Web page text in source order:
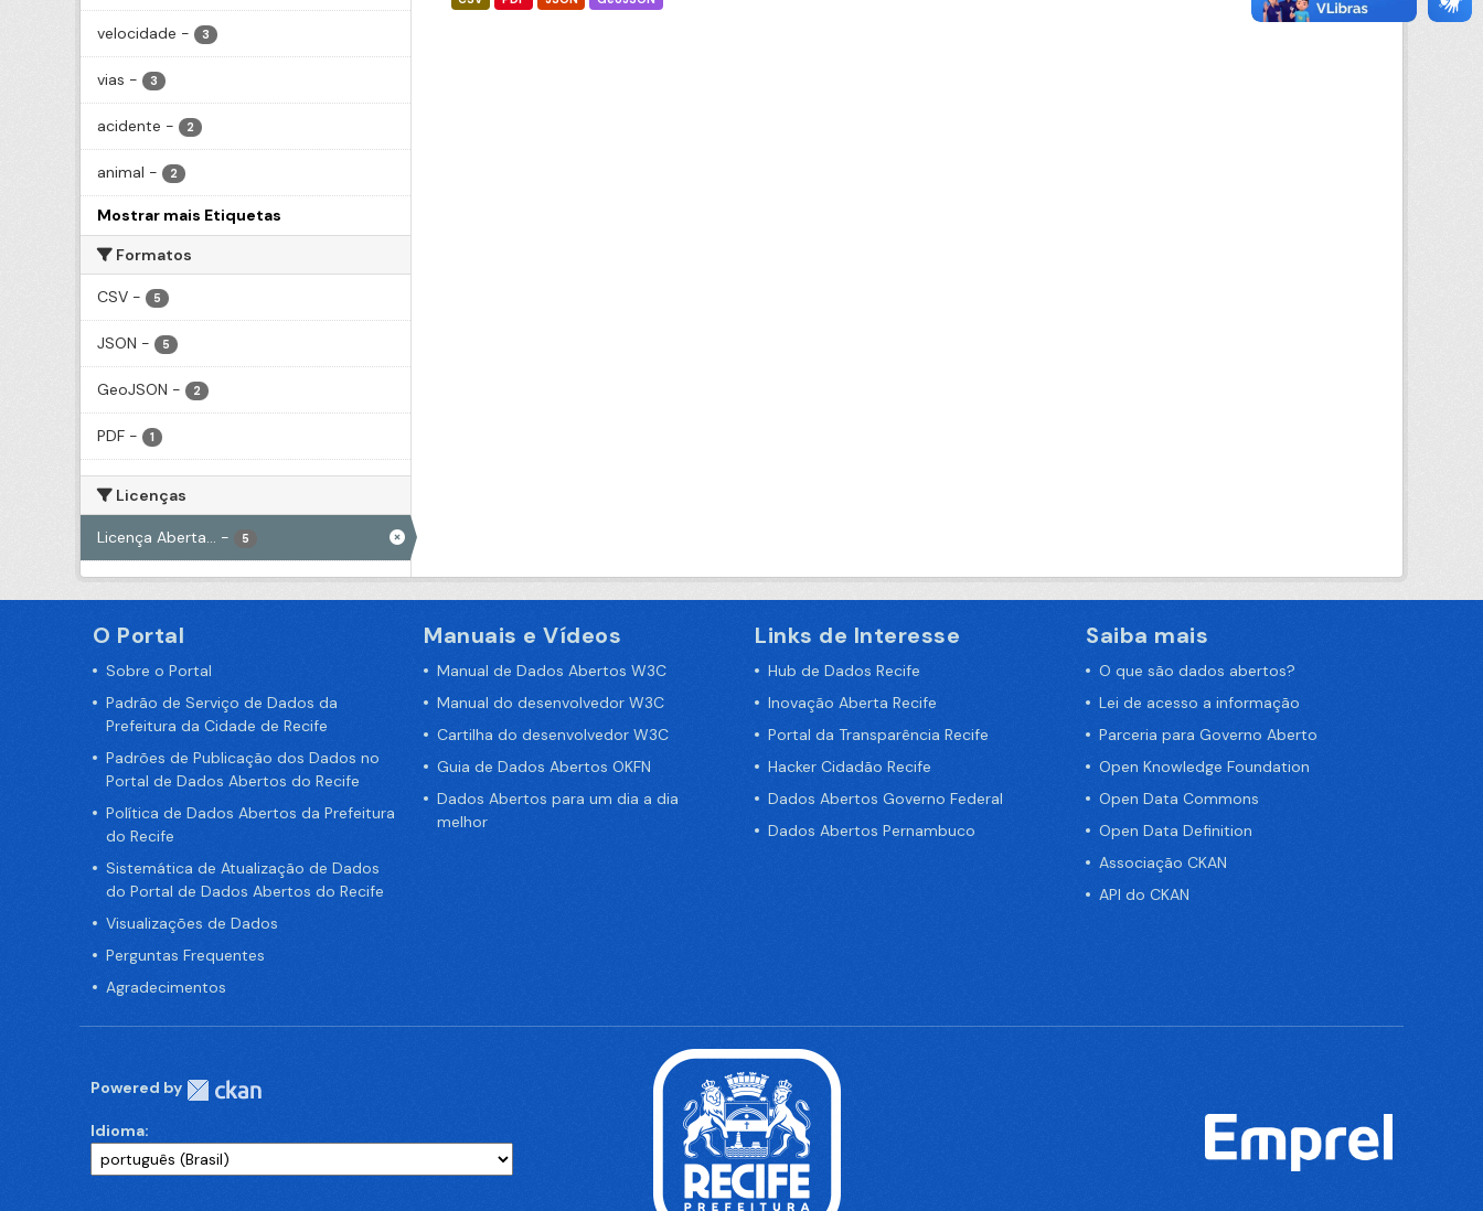
velocidade - 3
vias - 3
acidente - 2
animal - 2
Mostrar mais Etiquetas
Formatos
CSV - 5
JSON - 5
GeoJSON - 2
PDF - 1
Licenças
Licença Aberta... - 5
O Portal
Sobre o Portal
Padrão de Serviço de Dados da
Prefeitura da Cidade de Recife
Padrões de Publicação dos Dados no
Portal de Dados Abertos do Recife
Política de Dados Abertos da Prefeitura
do Recife
Sistemática de Atualização de Dados
do Portal de Dados Abertos do Recife
Visualizações de Dados
Perguntas Frequentes
Agradecimentos
Manuais e Vídeos
Manual de Dados Abertos W3C
Manual do desenvolvedor W3C
Cartilha do desenvolvedor W3C
Guia de Dados Abertos OKFN
Dados Abertos para um dia a dia
melhor
Links de Interesse
Hub de Dados Recife
Inovação Aberta Recife
Portal da Transparência Recife
Hacker Cidadão Recife
Dados Abertos Governo Federal
Dados Abertos Pernambuco
Saiba mais
O que são dados abertos?
Lei de acesso a informação
Parceria para Governo Aberto
Open Knowledge Foundation
Open Data Commons
Open Data Definition
Associação CKAN
API do CKAN
Powered by
Idioma